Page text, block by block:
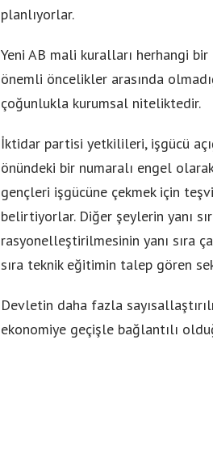
planlıyorlar.
Yeni AB mali kuralları herhangi
önemli öncelikler arasında
çoğunlukla kurumsal niteliktedir.
İktidar partisi yetkilileri, işgücü
önündeki bir numaralı engel
gençleri işgücüne çekmek için
belirtiyorlar. Diğer şeylerin yanı
rasyonelleştirilmesinin yanı sıra
sıra teknik eğitimin talep gören
Devletin daha fazla
ekonomiye geçişle bağlantılı